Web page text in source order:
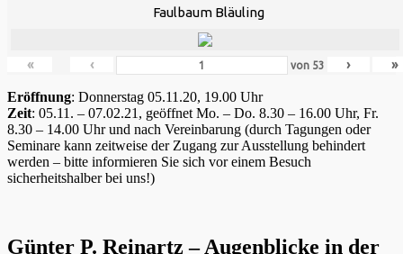
Faulbaum Bläuling
« ‹ von 53 › »
Eröffnung: Donnerstag 05.11.20, 19.00 Uhr
Zeit: 05.11. – 07.02.21, geöffnet Mo. – Do. 8.30 – 16.00 Uhr, Fr.
8.30 – 14.00 Uhr und nach Vereinbarung (durch Tagungen oder
Seminare kann zeitweise der Zugang zur Ausstellung behindert
werden – bitte informieren Sie sich vor einem Besuch
sicherheitshalber bei uns!)
Günter P. Reinartz – Augenblicke in der